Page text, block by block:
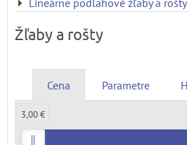
Žľaby a rošty
Cena Parametre
3,00 €